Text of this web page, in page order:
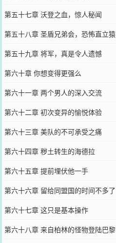
第五十七章 沃登之血，惊人秘闻
第五十八章 圣盾兄弟会，恐怖直立猿
第五十九章 将军，真是令人遗憾
第六十章 你想变得更强么
第六十一章 两个男人的深入交流
第六十二章 初次变异的愉悦体验
第六十三章 美队的不可承受之痛
第六十四章 秽土转生的海德拉
第六十五章 提前埋伏他一手
第六十六章 留给同盟国的时间不多了
第六十七章 这只是基本操作
第六十八章 来自柏林的怪物登陆巴黎